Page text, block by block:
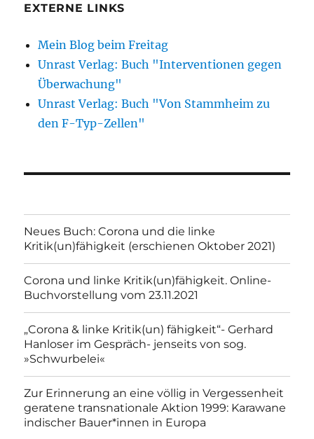
EXTERNE LINKS
Mein Blog beim Freitag
Unrast Verlag: Buch "Interventionen gegen
Überwachung"
Unrast Verlag: Buch "Von Stammheim zu
den F-Typ-Zellen"
Neues Buch: Corona und die linke
Kritik(un)fähigkeit (erschienen Oktober 2021)
Corona und linke Kritik(un)fähigkeit. Online-
Buchvorstellung vom 23.11.2021
„Corona & linke Kritik(un) fähigkeit“- Gerhard
Hanloser im Gespräch- jenseits von sog.
»Schwurbelei«
Zur Erinnerung an eine völlig in Vergessenheit
geratene transnationale Aktion 1999: Karawane
indischer Bauer*innen in Europa